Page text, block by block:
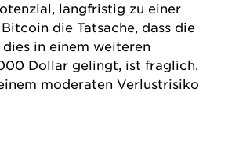
langfristig zu einer
die Tatsache, dass die
in einem weiteren
Dollar gelingt, ist fraglich.
moderaten Verlustrisiko